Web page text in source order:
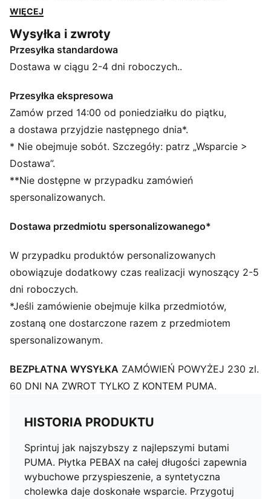
doskonałe wsparcie. Przygotuj się na bicie rekordów i
SZCZEGÓŁY
Standardowa szerokość
Syntetyczna cholewka
Płyta PEBAX na pełnej długości
Produkt zalecany dla osób z wrodzoną pronacją
Charakterystyczne detale marki PUMA
WIĘCEJ
Wysyłka i zwroty
Przesyłka standardowa
Dostawa w ciągu 2-4 dni roboczych..
Przesyłka ekspresowa
Zamów przed 14:00 od poniedziałku do piątku,
a dostawa przyjdzie następnego dnia*.
* Nie obejmuje sobót. Szczegóły: patrz „Wsparcie >
Dostawa”.
**Nie dostępne w przypadku zamówień
spersonalizowanych.
Dostawa przedmiotu spersonalizowanego*
W przypadku produktów personalizowanych
obowiązuje dodatkowy czas realizacji wynoszący 2-5
dni roboczych.
*Jeśli zamówienie obejmuje kilka przedmiotów,
zostaną one dostarczone razem z przedmiotem
spersonalizowanym.
BEZPŁATNA WYSYŁKA ZAMÓWIEŃ POWYŻEJ 230 zl.
60 DNI NA ZWROT TYLKO Z KONTEM PUMA.
HISTORIA PRODUKTU
Sprintuj jak najszybszy z najlepszymi butami
PUMA. Płytka PEBAX na całej długości zapewnia
wybuchowe przyspieszenie, a syntetyczna
cholewka daje doskonałe wsparcie. Przygotuj